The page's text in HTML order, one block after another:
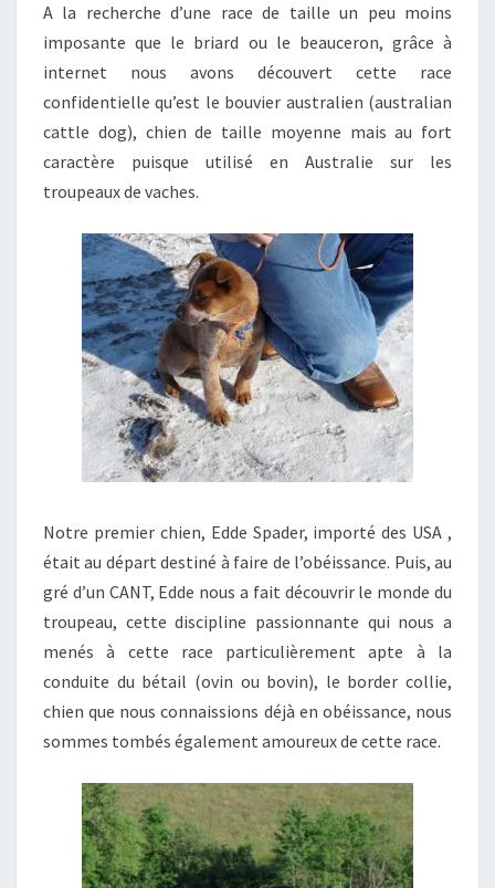
A la recherche d’une race de taille un peu moins
imposante que le briard ou le beauceron, grâce à
internet nous avons découvert cette race
confidentielle qu’est le bouvier australien (australian
cattle dog), chien de taille moyenne mais au fort
caractère puisque utilisé en Australie sur les
troupeaux de vaches.
Notre premier chien, Edde Spader, importé des USA ,
était au départ destiné à faire de l’obéissance. Puis, au
gré d’un CANT, Edde nous a fait découvrir le monde du
troupeau, cette discipline passionnante qui nous a
menés à cette race particulièrement apte à la
conduite du bétail (ovin ou bovin), le border collie,
chien que nous connaissions déjà en obéissance, nous
sommes tombés également amoureux de cette race.